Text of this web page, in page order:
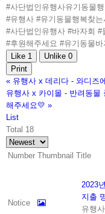
#사단법인유행사유기동물
#유행사 #유기동물행복찾
#사단법인유행사 #바자회 #
#후원해주세요 #유기동물바
Like 1 Unlike 0
Print
« 유행사 x 데리다 - 와디즈
유행사 x 카이몰 - 반려동물
해주세요💛 »
List
Total 18
Number Thumbnail Title
Notice
2023
지출
유행사